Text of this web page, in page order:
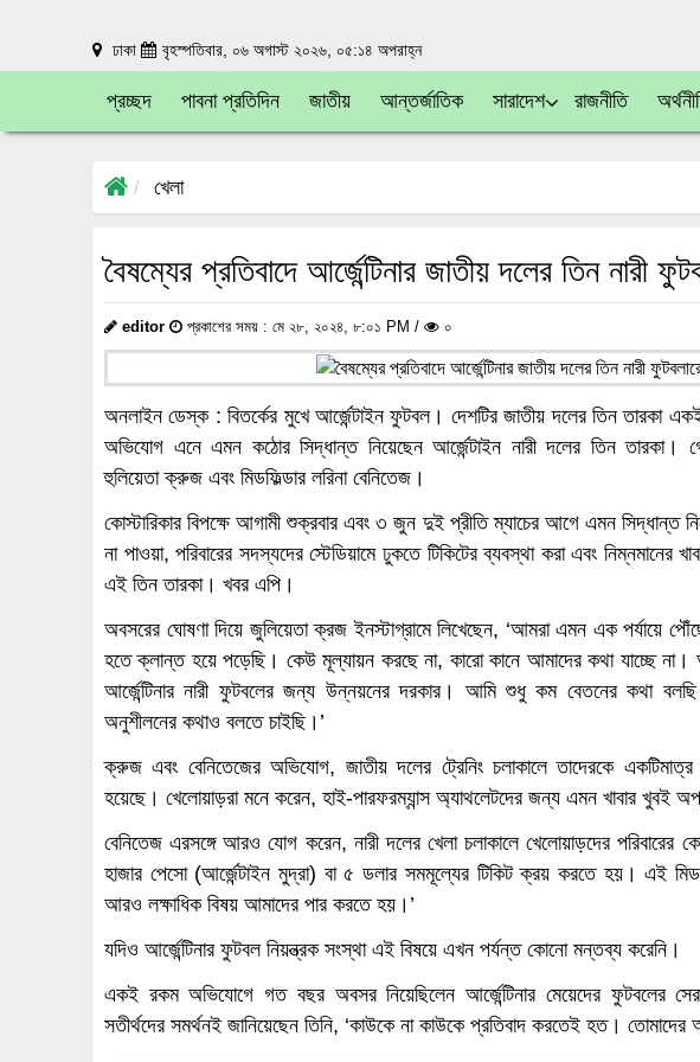
ঢাকা বৃহস্পতিবার, ০৬ অগাস্ট ২০২৬, ০৫:১৪ অপরাহ্ন
প্রচ্ছদ পাবনা প্রতিদিন জাতীয় আন্তর্জাতিক সারাদেশ রাজনীতি
খেলা
বৈষম্যের প্রতিবাদে আর্জেন্টিনার জাতীয় দলের তিন নারী
editor প্রকাশের সময় : মে ২৮, ২০২৪, ৮:০১ PM / ০
অনলাইন ডেস্ক : বিতর্কের মুখে আর্জেন্টাইন ফুটবল। দেশটির জাতীয় দলের তিন তারকা
অভিযোগ এনে এমন কঠোর সিদ্ধান্ত নিয়েছেন আর্জেন্টাইন নারী দলের তিন তারকা।
হুলিয়েতা ক্রুজ এবং মিডফিল্ডার লরিনা বেনিতেজ।
কোস্টারিকার বিপক্ষে আগামী শুক্রবার এবং ৩ জুন দুই প্রীতি ম্যাচের আগে এমন সিদ্ধান্ত
না পাওয়া, পরিবারের সদস্যদের স্টেডিয়ামে ঢুকতে টিকিটের ব্যবস্থা করা এবং নিম্নমানের
এই তিন তারকা। খবর এপি।
অবসরের ঘোষণা দিয়ে জুলিয়েতা ক্রজ ইনস্টাগ্রামে লিখেছেন, ‘আমরা এমন এক পর্যায়ে
হতে ক্লান্ত হয়ে পড়েছি। কেউ মূল্যায়ন করছে না, কারো কানে আমাদের কথা যাচ্ছে
আর্জেন্টিনার নারী ফুটবলের জন্য উন্নয়নের দরকার। আমি শুধু কম বেতনের কথা
অনুশীলনের কথাও বলতে চাইছি।’
ক্রুজ এবং বেনিতেজের অভিযোগ, জাতীয় দলের ট্রেনিং চলাকালে তাদেরকে
হয়েছে। খেলোয়াড়রা মনে করেন, হাই-পারফরম্যান্স অ্যাথলেটদের জন্য এমন খাবার খুবই
বেনিতেজ এরসঙ্গে আরও যোগ করেন, নারী দলের খেলা চলাকালে খেলোয়াড়দের
হাজার পেসো (আর্জেন্টাইন মুদ্রা) বা ৫ ডলার সমমূল্যের টিকিট ক্রয় করতে হয়। এই
আরও লক্ষাধিক বিষয় আমাদের পার করতে হয়।’
যদিও আর্জেন্টিনার ফুটবল নিয়ন্ত্রক সংস্থা এই বিষয়ে এখন পর্যন্ত কোনো মন্তব্য করেনি।
একই রকম অভিযোগে গত বছর অবসর নিয়েছিলেন আর্জেন্টিনার মেয়েদের ফুটবলের
সতীর্থদের সমর্থনই জানিয়েছেন তিনি, ‘কাউকে না কাউকে প্রতিবাদ করতেই হত। তোমাদের